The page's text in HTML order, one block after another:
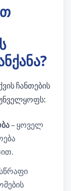
ჩანთების
– ყოველ